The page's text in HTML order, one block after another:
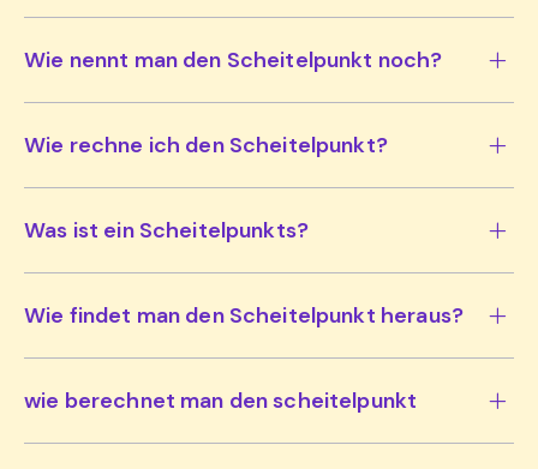
Wie nennt man den Scheitelpunkt noch?
Wie rechne ich den Scheitelpunkt?
Was ist ein Scheitelpunkts?
Wie findet man den Scheitelpunkt heraus?
wie berechnet man den scheitelpunkt